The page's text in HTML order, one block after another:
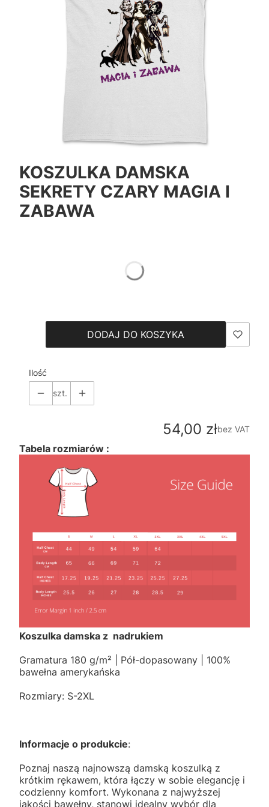
KOSZULKA DAMSKA
SEKRETY CZARY MAGIA I
ZABAWA
DODAJ DO KOSZYKA
Ilość
szt.
Cena
54,00 złbez VAT
Tabela rozmiarów :
Koszulka damska z nadrukiem
Gramatura 180 g/m² | Pół-dopasowany | 100%
bawełna amerykańska
Rozmiary: S-2XL
Informacje o produkcie:
Poznaj naszą najnowszą damską koszulką z
krótkim rękawem, która łączy w sobie elegancję i
codzienny komfort. Wykonana z najwyższej
jakości bawełny, stanowi idealny wybór dla